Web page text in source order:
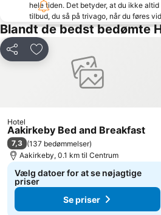
hele tiden. Det betyder, at du ikke
tilbud, du så på trivago, når du føres
Blandt de bedst bedømte
Del Føj til favoritter
Hotel
Aakirkeby Bed and Breakfast
7,3 (137 bedømmelser)
Aakirkeby, 0.1 km til Centrum
Vælg datoer for at se nøjagtige
priser
Se priser